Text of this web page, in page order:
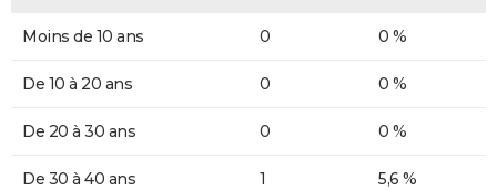
Moins de 10 ans 0 0 %
De 10 à 20 ans 0 0 %
De 20 à 30 ans 0 0 %
De 30 à 40 ans 1 5,6 %